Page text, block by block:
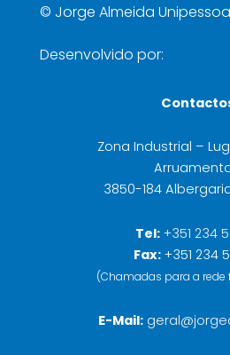
© Jorge Almeida
Desenvolvido por:
Zona Industrial –
3850-184
Tel: +351 234
Fax:+351 234
(Chamadas para a rede
E-Mail: